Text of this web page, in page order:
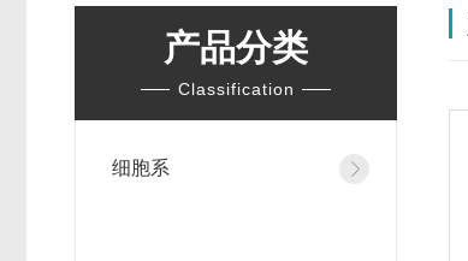
产品分类
Classification
细胞系